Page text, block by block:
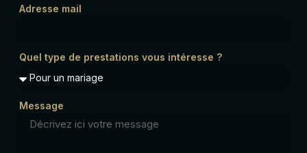
Adresse mail
Quel type de prestations vous intéresse ?
Message